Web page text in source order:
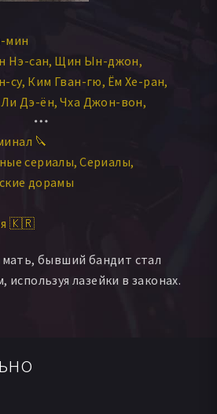
мин
Нэ-сан Щин Ын-джон
су Ким Гван-гю Ём Хе-ран
Ли Дэ-ён Чха Джон-вон
Пак Чон-хак
🔪
сериалы Сериалы
дорамы
🇰🇷
бывший бандит стал
лазейки в законах.